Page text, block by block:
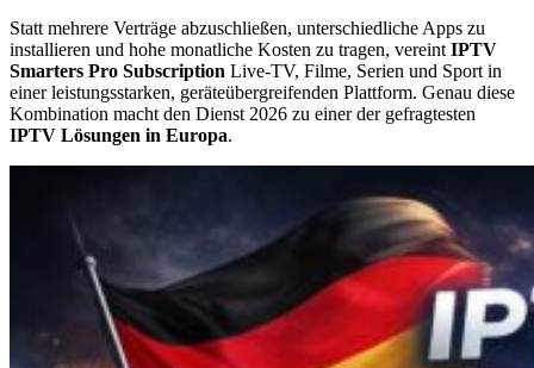
Statt mehrere Verträge abzuschließen, unterschiedliche Apps zu
installieren und hohe monatliche Kosten zu tragen, vereint IPTV
Smarters Pro Subscription Live-TV, Filme, Serien und Sport in
einer leistungsstarken, geräteübergreifenden Plattform. Genau diese
Kombination macht den Dienst 2026 zu einer der gefragtesten
IPTV Lösungen in Europa.